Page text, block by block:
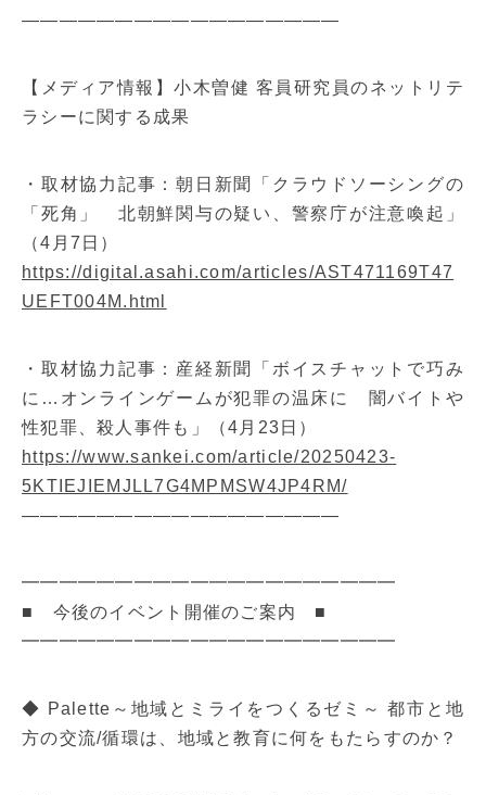
—————————————————
【メディア情報】小木曽健 客員研究員のネットリテ
ラシーに関する成果
・取材協力記事：朝日新聞「クラウドソーシングの
「死角」 北朝鮮関与の疑い、警察庁が注意喚起」
（4月7日）
https://digital.asahi.com/articles/AST471169T47
UEFT004M.html
・取材協力記事：産経新聞「ボイスチャットで巧み
に…オンラインゲームが犯罪の温床に 闇バイトや
性犯罪、殺人事件も」（4月23日）
https://www.sankei.com/article/20250423-
5KTIEJIEMJLL7G4MPMSW4JP4RM/
—————————————————
━━━━━━━━━━━━━━━━━━━━
■ 今後のイベント開催のご案内 ■
━━━━━━━━━━━━━━━━━━━━
◆ Palette～地域とミライをつくるゼミ～ 都市と地
方の交流/循環は、地域と教育に何をもたらすのか？